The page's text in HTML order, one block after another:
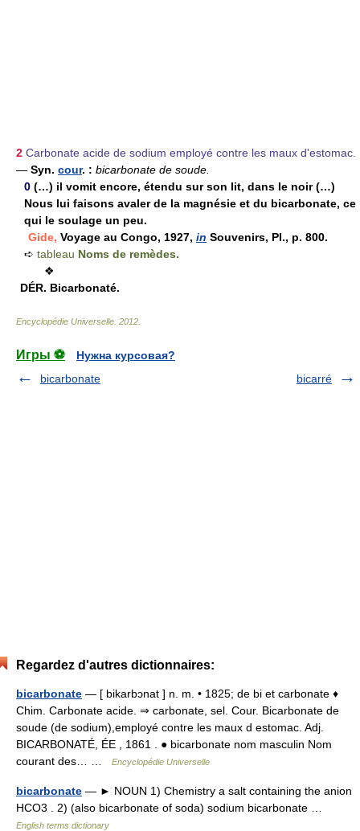
2 Carbonate acide de sodium employé contre les maux d'estomac.
— Syn. cour. : bicarbonate de soude.
0 (…) il vomit encore, étendu sur son lit, dans le noir (…)
Nous lui faisons avaler de la magnésie et du bicarbonate, ce
qui le soulage un peu.
Gide, Voyage au Congo, 1927, in Souvenirs, Pl., p. 800.
➪ tableau Noms de remèdes.
❖
DÉR. Bicarbonaté.
Encyclopédie Universelle 2012
Игры ⚽
Нужна курсовая?
bicarbonate
bicarré
Regardez d'autres dictionnaires:
bicarbonate — [ bikarbɔnat ] n. m. • 1825; de bi et carbonate ♦
Chim. Carbonate acide. ⇒ carbonate, sel. Cour. Bicarbonate de
soude (de sodium),employé contre les maux d estomac. Adj.
BICARBONATÉ, ÉE , 1861 . ● bicarbonate nom masculin Nom
courant des… …
Encyclopédie Universelle
bicarbonate — ► NOUN 1) Chemistry a salt containing the anion
HCO3 . 2) (also bicarbonate of soda) sodium bicarbonate …
English terms dictionary